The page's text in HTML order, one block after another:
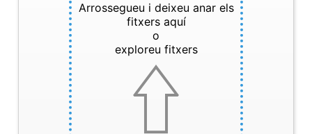
Arrossegueu i deixeu anar els
fitxers aquí
o
exploreu fitxers